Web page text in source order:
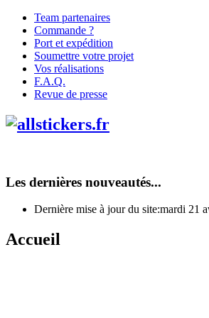
Team partenaires
Commande ?
Port et expédition
Soumettre votre projet
Vos réalisations
F.A.Q.
Revue de presse
Les dernières nouveautés...
Dernière mise à jour du site:mardi 21
Accueil